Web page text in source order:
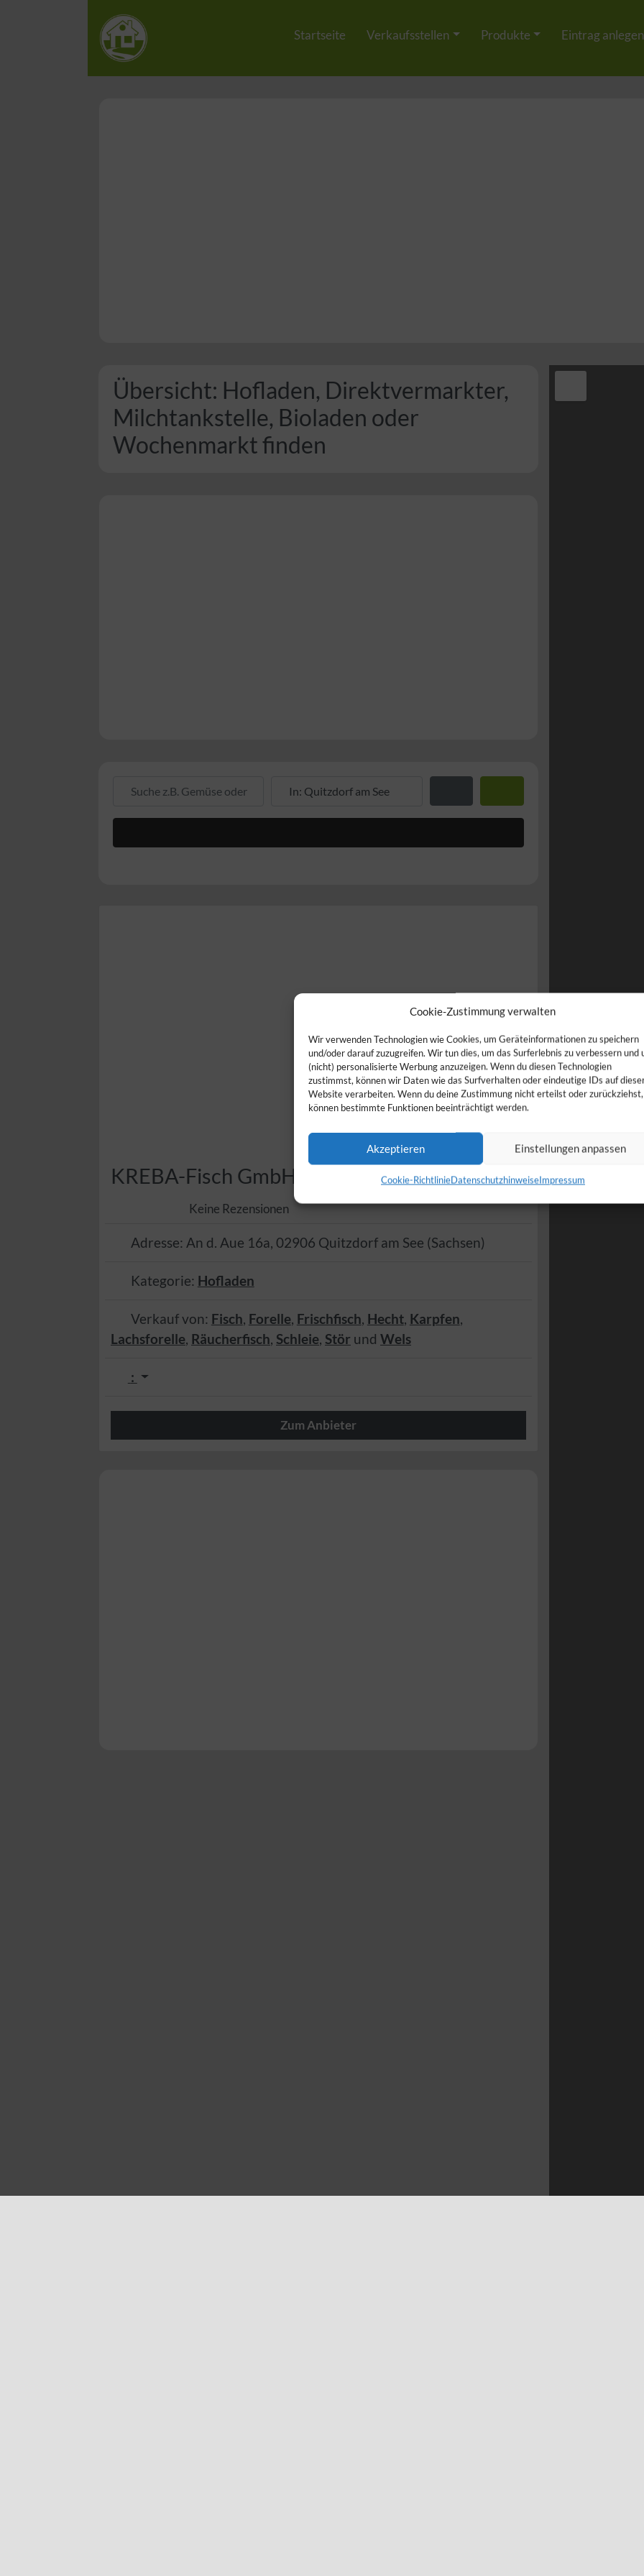
Cookie-Zustimmung verwalten
Wir verwenden Technologien wie Cookies, um Geräteinformationen zu speichern
und/oder darauf zuzugreifen. Wir tun dies, um das Surferlebnis zu verbessern und
(nicht) personalisierte Werbung anzuzeigen. Wenn du diesen Technologien
zustimmst, können wir Daten wie das Surfverhalten oder eindeutige IDs auf
Website verarbeiten. Wenn du deine Zustimmung nicht erteilst oder zurückziehst,
können bestimmte Funktionen beeinträchtigt werden.
Akzeptieren Einstellungen anpassen
Cookie-RichtlinieDatenschutzhinweiseImpressum
Startseite Verkaufsstellen Produkte Eintrag anlegen
Übersicht: Hofladen, Direktvermarkter,
Milchtankstelle, Bioladen oder
Wochenmarkt finden
KREBA-Fisch GmbH
Keine Rezensionen
Adresse: An d. Aue 16a, 02906 Quitzdorf am See (Sachsen)
Kategorie: Hofladen
Verkauf von: Fisch, Forelle, Frischfisch, Hecht, Karpfen,
Lachsforelle, Räucherfisch, Schleie, Stör und Wels
:
Zum Anbieter